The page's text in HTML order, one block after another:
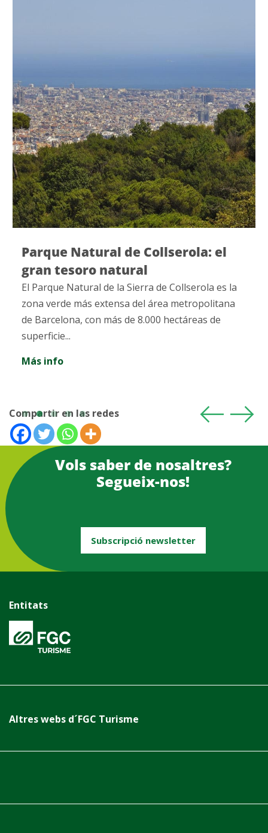
Rubí: Más de mil años de historia
La ciudad de Rubí presenta un rico patrimonio
material e inmaterial que te dejarán maravillado...
Más info
Compartir en las redes
Vols saber de nosaltres?
Segueix-nos!
Subscripció newsletter
Entitats
Altres webs d´FGC Turisme